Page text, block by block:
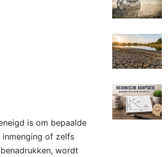
is om bepaalde
of zelfs
wordt